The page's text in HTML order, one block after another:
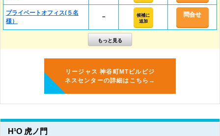
プライベートオフィス(５名
様）
－
候補に
追加
問合せ
リージャス 神谷町MTビルビジ
ネスセンターの詳細はこちら→
H¹O 虎ノ門